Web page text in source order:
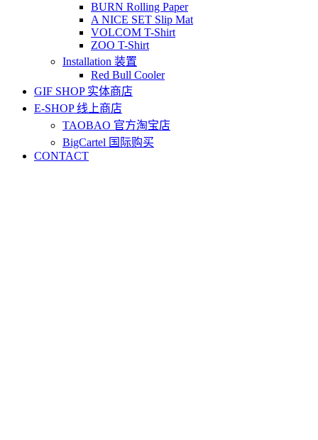
BURN Rolling Paper
A NICE SET Slip Mat
VOLCOM T-Shirt
ZOO T-Shirt
Installation 装置
Red Bull Cooler
GIF SHOP 实体商店
E-SHOP 线上商店
TAOBAO 官方淘宝店
BigCartel 国际购买
CONTACT